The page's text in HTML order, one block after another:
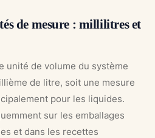
de mesure : millilitres et
unité de volume du système
de litre, soit une mesure
pour les liquides.
sur les emballages
et dans les recettes